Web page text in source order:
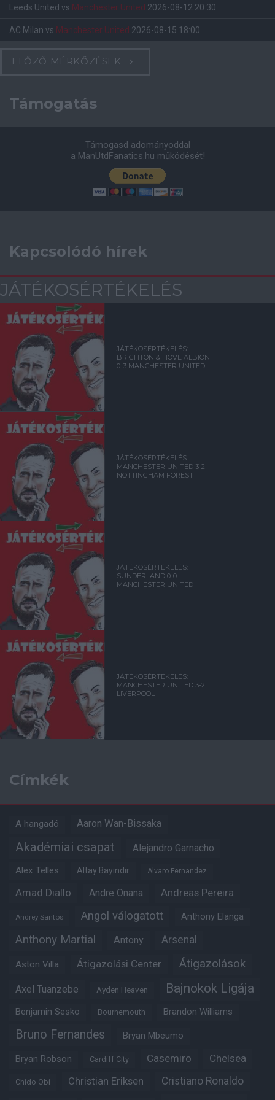
Leeds United vs Manchester United 2026-08-12 20:30
AC Milan vs Manchester United 2026-08-15 18:00
ELŐZŐ MÉRKŐZÉSEK
Támogatás
Támogasd adományoddal
a ManUtdFanatics.hu működését!
Kapcsolódó hírek
JÁTÉKOSÉRTÉKELÉS
JÁTÉKOSÉRTÉKELÉS:
BRIGHTON & HOVE ALBION
0-3 MANCHESTER UNITED
JÁTÉKOSÉRTÉKELÉS:
MANCHESTER UNITED 3-2
NOTTINGHAM FOREST
JÁTÉKOSÉRTÉKELÉS:
SUNDERLAND 0-0
MANCHESTER UNITED
JÁTÉKOSÉRTÉKELÉS:
MANCHESTER UNITED 3-2
LIVERPOOL
Címkék
A hangadó Aaron Wan-Bissaka
Akadémiai csapat Alejandro Garnacho
Alex Telles Altay Bayindir Alvaro Fernandez
Amad Diallo Andre Onana Andreas Pereira
Andrey Santos Angol válogatott Anthony Elanga
Anthony Martial Antony Arsenal
Aston Villa Átigazolási Center Átigazolások
Axel Tuanzebe Ayden Heaven Bajnokok Ligája
Benjamin Sesko Bournemouth Brandon Williams
Bruno Fernandes Bryan Mbeumo
Bryan Robson Cardiff City Casemiro Chelsea
Chido Obi Christian Eriksen Cristiano Ronaldo